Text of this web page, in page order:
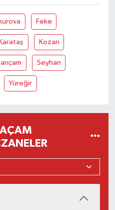
Feke
Karataş Kozan
Seyhan
Yüreğir